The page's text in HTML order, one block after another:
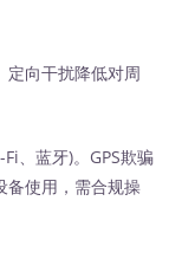
定向干扰降低对周
、蓝牙)。GPS欺骗
备使用，需合规操